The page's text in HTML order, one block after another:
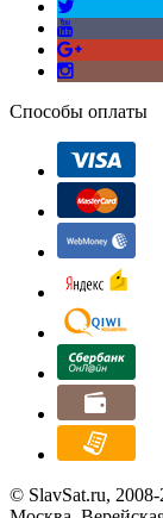
Способы оплаты
© SlavSat.ru,